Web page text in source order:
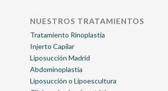
NUESTROS TRATAMIENTOS
Tratamiento Rinoplastia
Injerto Capilar
Liposucción Madrid
Abdominoplastia
Liposucción o Lipoescultura